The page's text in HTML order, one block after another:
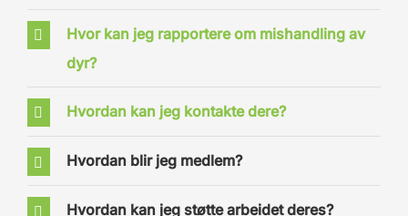
Hvor kan jeg rapportere om mishandling av
dyr?
Hvordan kan jeg kontakte dere?
Hvordan blir jeg medlem?
Hvordan kan jeg støtte arbeidet deres?